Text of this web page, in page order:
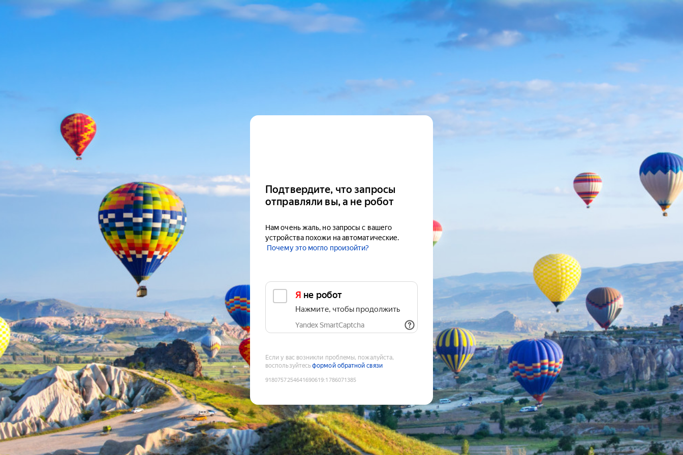
Подтвердите, что запросы
отправляли вы, а не робот
Нам очень жаль, но запросы с вашего
устройства похожи на автоматические.
Почему это могло произойти?
Я не робот
Нажмите, чтобы продолжить
Yandex SmartCaptcha
Если у вас возникли проблемы, пожалуйста,
воспользуйтесьформой обратной связи
9180757254641690619:1786071385